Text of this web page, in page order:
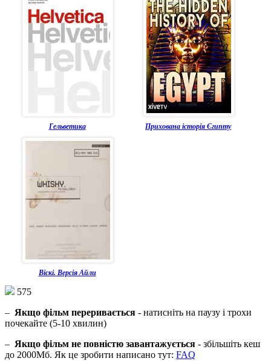
Гельветика Прихована історія Єгипту
Віскі. Версія Айли
575
– Якщо фільм переривається - натисніть на паузу і трохи
почекайте (5-10 хвилин)
– Якщо фільм не повністю завантажується - збільшіть кеш
до 2000Мб. Як це зробити написано тут: FAQ